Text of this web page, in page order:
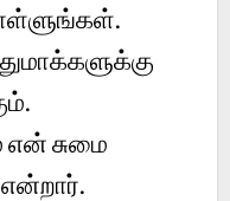
என் சுமை
என்றார்.